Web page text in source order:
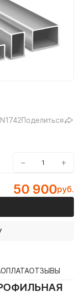
Поделиться
− +
50 900руб.
ОПЛАТАОТЗЫВЫ